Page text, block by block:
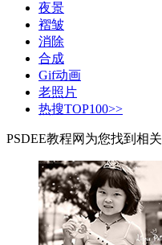
夜景
褶皱
消除
合成
Gif动画
老照片
热搜TOP100>>
PSDEE教程网为您找到相